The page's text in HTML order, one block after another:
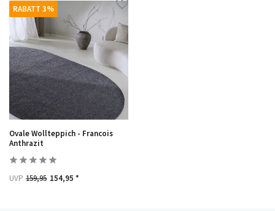
RABATT 3%
Ovale Wollteppich - Francois
Anthrazit
UVP 159,95 154,95 *